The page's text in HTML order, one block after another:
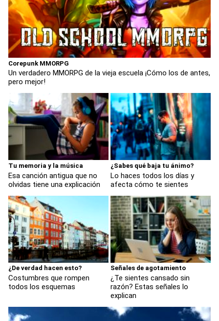
Corepunk MMORPG
Un verdadero MMORPG de la vieja escuela ¡Cómo los de antes,
pero mejor!
Tu memoria y la música
Esa canción antigua que no
olvidas tiene una explicación
¿Sabes qué baja tu ánimo?
Lo haces todos los días y
afecta cómo te sientes
¿De verdad hacen esto?
Costumbres que rompen
todos los esquemas
Señales de agotamiento
¿Te sientes cansado sin
razón? Estas señales lo
explican